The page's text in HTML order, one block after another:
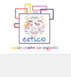
content